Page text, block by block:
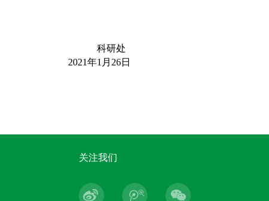
科研处
2021年1月26日
关注我们